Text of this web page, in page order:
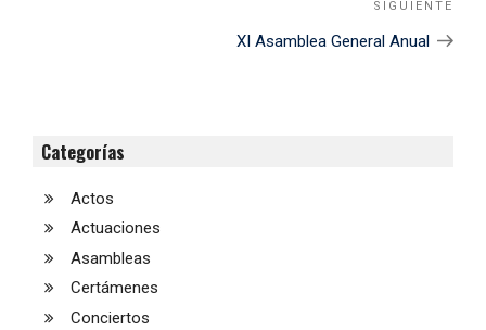
SIGUIENTE
XI Asamblea General Anual
Categorías
Actos
Actuaciones
Asambleas
Certámenes
Conciertos